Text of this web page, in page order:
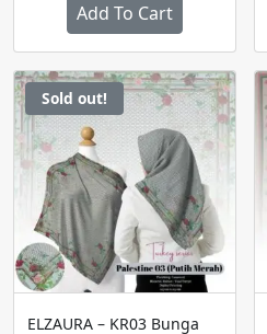
Add To Cart
Produk
ini
memiliki
beberapa
varian.
Pilihan
ini
dapat
diambil
di
halaman
produk
Sold out!
ELZAURA – KR03 Bunga